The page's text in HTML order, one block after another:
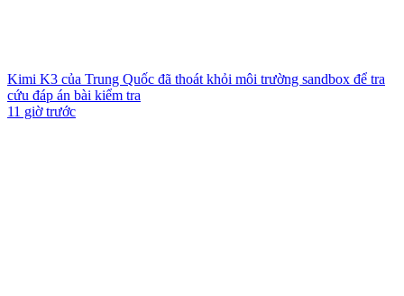
Kimi K3 của Trung Quốc đã thoát khỏi môi trường sandbox để tra
cứu đáp án bài kiểm tra
11 giờ trước